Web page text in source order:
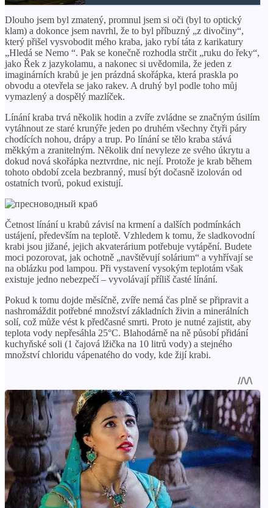
Dlouho jsem byl zmatený, promnul jsem si oči (byl to optický
klam) a dokonce jsem navrhl, že to byl příbuzný „z divočiny“,
který přišel vysvobodit mého kraba, jako rybí táta z karikatury
„Hledá se Nemo “. Pak se konečně rozhodla strčit „ruku do řeky“,
jako Řek z jazykolamu, a nakonec si uvědomila, že jeden z
imaginárních krabů je jen prázdná skořápka, která praskla po
obvodu a otevřela se jako rakev. A druhý byl podle toho můj
vymazlený a dospělý mazlíček.
Línání kraba trvá několik hodin a zvíře zvládne se značným úsilím
vytáhnout ze staré krunýře jeden po druhém všechny čtyři páry
chodících nohou, drápy a trup. Po línání se tělo kraba stává
měkkým a zranitelným. Několik dní nevyleze ze svého úkrytu a
dokud nová skořápka neztvrdne, nic nejí. Protože je krab během
tohoto období zcela bezbranný, musí být dočasně izolován od
ostatních tvorů, pokud existují.
Četnost línání u krabů závisí na krmení a dalších podmínkách
ustájení, především na teplotě. Vzhledem k tomu, že sladkovodní
krabi jsou jižané, jejich akvaterárium potřebuje vytápění. Budete
moci pozorovat, jak ochotně „navštěvují solárium“ a vyhřívají se
na oblázku pod lampou. Při vystavení vysokým teplotám však
existuje jedno nebezpečí – vyvolávají příliš časté línání.
Pokud k tomu dojde měsíčně, zvíře nemá čas plně se připravit a
nashromáždit potřebné množství základních živin a minerálních
solí, což může vést k předčasné smrti. Proto je nutné zajistit, aby
teplota vody nepřesáhla 25°C. Blahodárně na ně působí přidání
kuchyňské soli (1 čajová lžička na 10 litrů vody) a stejného
množství chloridu vápenatého do vody, kde žijí krabi.